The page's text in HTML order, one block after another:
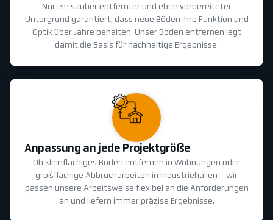
Nur ein sauber entfernter und eben vorbereiteter
Untergrund garantiert, dass neue Böden ihre Funktion und
Optik über Jahre behalten. Unser Boden entfernen legt
damit die Basis für nachhaltige Ergebnisse.
Anpassung an jede Projektgröße
Ob kleinflächiges Boden entfernen in Wohnungen oder
großflächige Abbrucharbeiten in Industriehallen - wir
passen unsere Arbeitsweise flexibel an die Anforderungen
an und liefern immer präzise Ergebnisse.